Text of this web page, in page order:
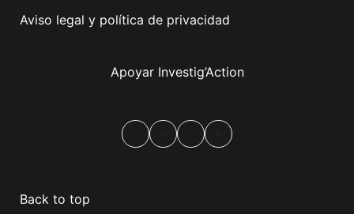
Aviso legal y política de privacidad
Apoyar Investig’Action
Back to top